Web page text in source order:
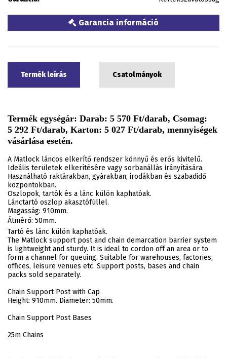
Garancia információ
Termék leírás Csatolmányok
Termék egységár: Darab: 5 570 Ft/darab, Csomag:
5 292 Ft/darab, Karton: 5 027 Ft/darab, mennyiségek
vásárlása esetén.
A Matlock láncos elkerítő rendszer könnyű és erős kivitelű.
Ideális területek elkerítésére vagy sorbanállás irányítására.
Használható raktárakban, gyárakban, irodákban és szabadidő
központokban.
Oszlopok, tartók és a lánc külön kaphatóak.
Lánctartó oszlop akasztófüllel.
Magasság: 910mm.
Átmérő: 50mm.
Tartó és lánc külön kaphatóak.
The Matlock support post and chain demarcation barrier system
is lightweight and sturdy. It is ideal to cordon off an area or to
form a channel for queuing. Suitable for warehouses, factories,
offices, leisure venues etc. Support posts, bases and chain
packs sold separately.
Chain Support Post with Cap
Height: 910mm. Diameter: 50mm.
Chain Support Post Bases
25m Chains